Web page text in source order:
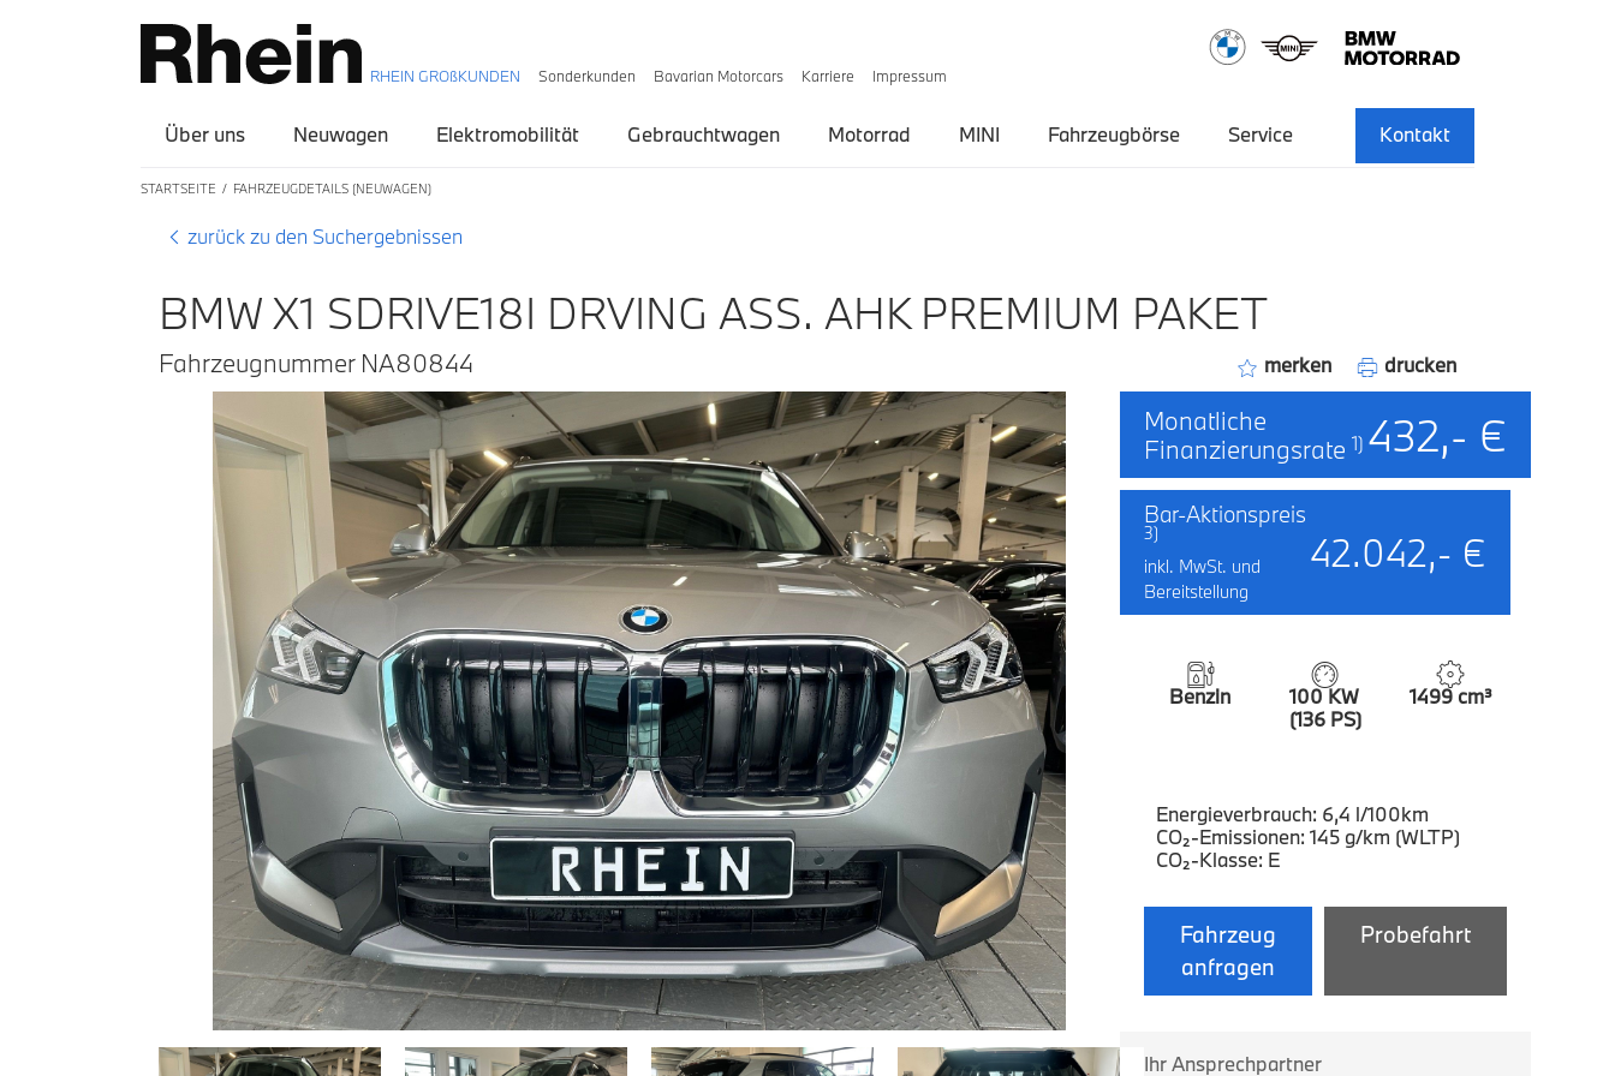
RHEIN GROßKUNDEN Sonderkunden Bavarian Motorcars Karriere Impressum
Über uns Neuwagen Elektromobilität Gebrauchtwagen Motorrad MINI Fahrzeugbörse Service Kontakt
STARTSEITE FAHRZEUGDETAILS (NEUWAGEN)
zurück zu den Suchergebnissen
BMW X1 SDRIVE18I DRVING ASS. AHK PREMIUM PAKET
Fahrzeugnummer NA80844 merken drucken
Monatliche
Finanzierungsrate 1) 432,- €
Bar-Aktionspreis
3)
inkl. MwSt. und
Bereitstellung
42.042,- €
Benzin
100 KW
(136 PS)
1499 cm³
Energieverbrauch: 6,4 l/100km
CO₂-Emissionen: 145 g/km (WLTP)
CO₂-Klasse: E
Fahrzeug
anfragen
Probefahrt
Ihr Ansprechpartner